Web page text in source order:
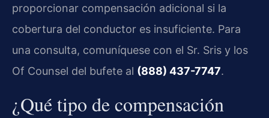
proporcionar compensación adicional si la
cobertura del conductor es insuficiente. Para
una consulta, comuníquese con el Sr. Sris y los
Of Counsel del bufete al (888) 437-7747.
¿Qué tipo de compensación